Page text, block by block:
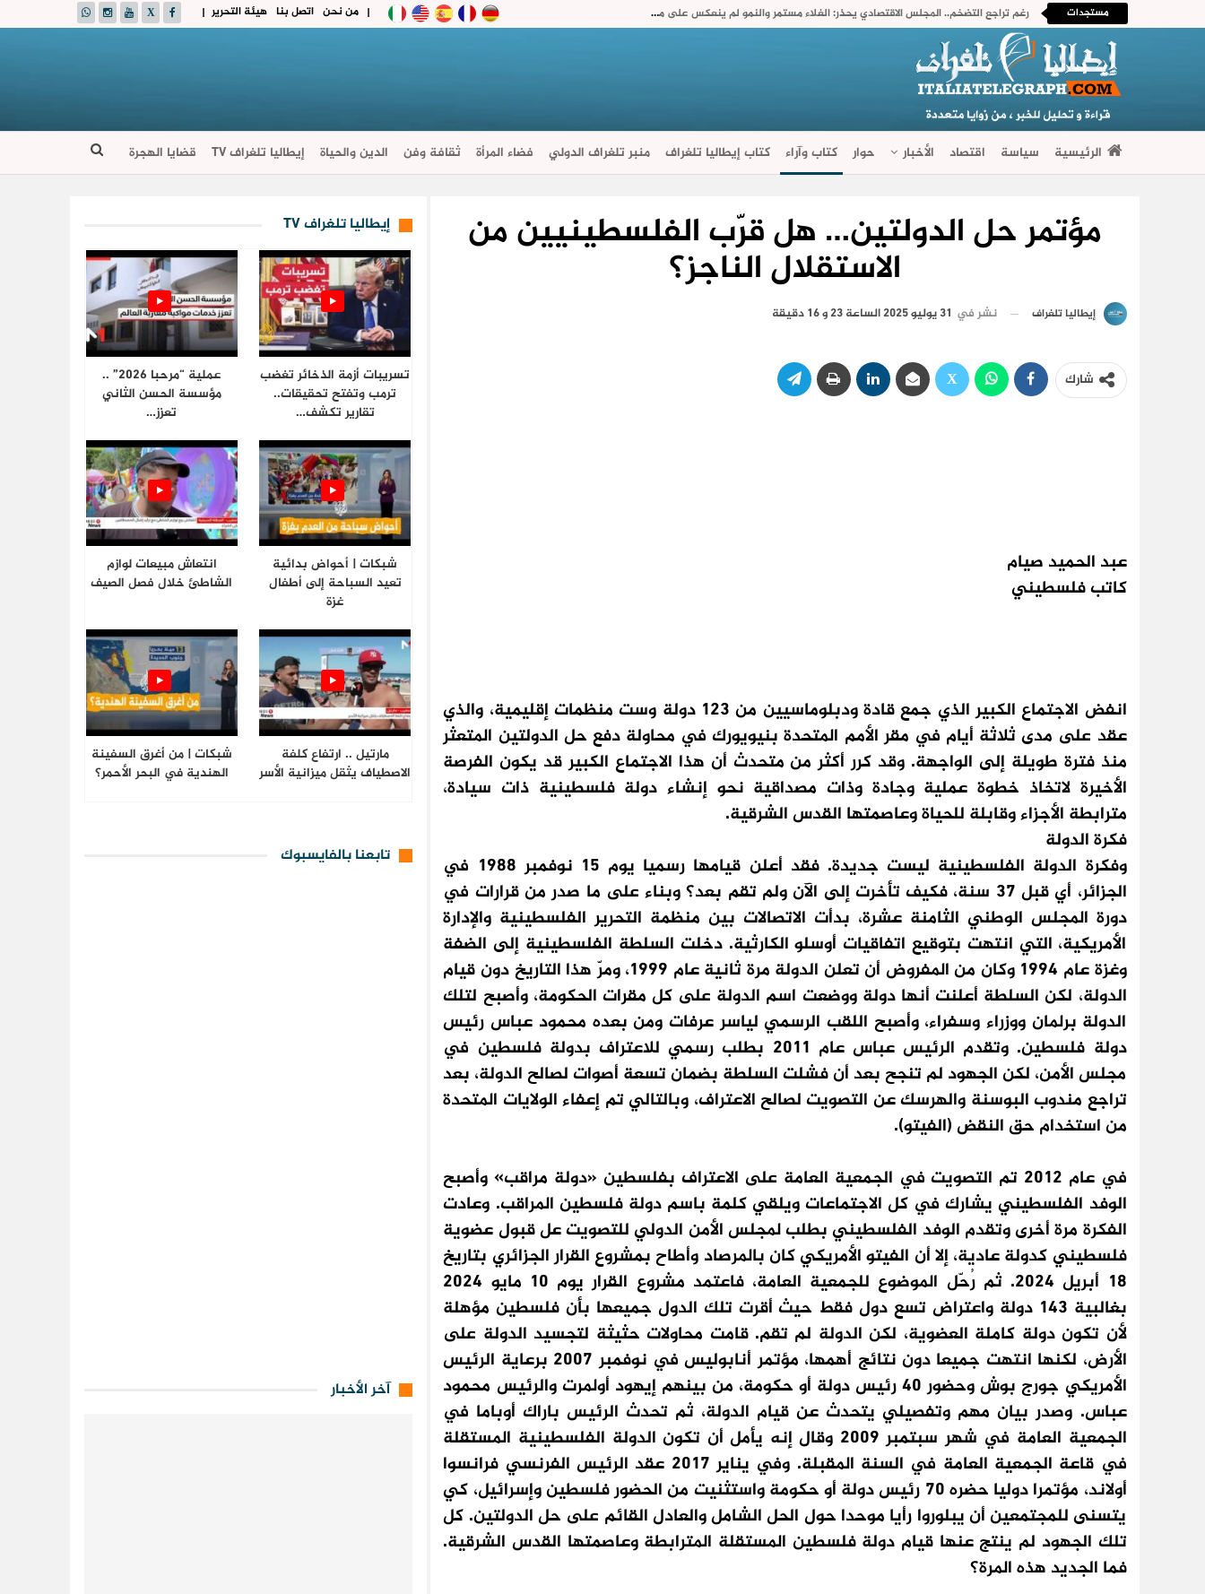
| هيئة التحرير اتصل بنا من نحن | مستجدات رغم تراجع التضخم.. المجلس الاقتصادي يحذر: الغلاء مستمر والنمو لم ينعكس على معيشة المغاربة
الرئيسية سياسة اقتصاد الأخبار حوار كتاب وآراء كتاب إيطاليا تلغراف منبر تلغراف الدولي فضاء المرأة ثقافة وفن الدين والحياة إيطاليا تلغراف TV قضايا الهجرة
مؤتمر حل الدولتين… هل قرّب الفلسطينيين من
الاستقلال الناجز؟
إيطاليا تلغراف نشر في 31 يوليو 2025 الساعة 23 و 16 دقيقة
شارك
عبد الحميد صيام
كاتب فلسطيني
انفض الاجتماع الكبير الذي جمع قادة ودبلوماسيين من 123 دولة وست منظمات إقليمية، والذي
عقد على مدى ثلاثة أيام في مقر الأمم المتحدة بنيويورك في محاولة دفع حل الدولتين المتعثر
منذ فترة طويلة إلى الواجهة. وقد كرر أكثر من متحدث أن هذا الاجتماع الكبير قد يكون الفرصة
الأخيرة لاتخاذ خطوة عملية وجادة وذات مصداقية نحو إنشاء دولة فلسطينية ذات سيادة،
مترابطة الأجزاء وقابلة للحياة وعاصمتها القدس الشرقية.
فكرة الدولة
وفكرة الدولة الفلسطينية ليست جديدة. فقد أعلن قيامها رسميا يوم 15 نوفمبر 1988 في
الجزائر، أي قبل 37 سنة، فكيف تأخرت إلى الآن ولم تقم بعد؟ وبناء على ما صدر من قرارات في
دورة المجلس الوطني الثامنة عشرة، بدأت الاتصالات بين منظمة التحرير الفلسطينية والإدارة
الأمريكية، التي انتهت بتوقيع اتفاقيات أوسلو الكارثية. دخلت السلطة الفلسطينية إلى الضفة
وغزة عام 1994 وكان من المفروض أن تعلن الدولة مرة ثانية عام 1999، ومرّ هذا التاريخ دون قيام
الدولة، لكن السلطة أعلنت أنها دولة ووضعت اسم الدولة على كل مقرات الحكومة، وأصبح لتلك
الدولة برلمان ووزراء وسفراء، وأصبح اللقب الرسمي لياسر عرفات ومن بعده محمود عباس رئيس
دولة فلسطين. وتقدم الرئيس عباس عام 2011 بطلب رسمي للاعتراف بدولة فلسطين في
مجلس الأمن، لكن الجهود لم تنجح بعد أن فشلت السلطة بضمان تسعة أصوات لصالح الدولة، بعد
تراجع مندوب البوسنة والهرسك عن التصويت لصالح الاعتراف، وبالتالي تم إعفاء الولايات المتحدة
من استخدام حق النقض (الفيتو).
في عام 2012 تم التصويت في الجمعية العامة على الاعتراف بفلسطين «دولة مراقب» وأصبح
الوفد الفلسطيني يشارك في كل الاجتماعات ويلقي كلمة باسم دولة فلسطين المراقب. وعادت
الفكرة مرة أخرى وتقدم الوفد الفلسطيني بطلب لمجلس الأمن الدولي للتصويت عل قبول عضوية
فلسطيني كدولة عادية، إلا أن الفيتو الأمريكي كان بالمرصاد وأطاح بمشروع القرار الجزائري بتاريخ
18 أبريل 2024. ثم رُحّل الموضوع للجمعية العامة، فاعتمد مشروع القرار يوم 10 مايو 2024
بغالبية 143 دولة واعتراض تسع دول فقط حيث أقرت تلك الدول جميعها بأن فلسطين مؤهلة
لأن تكون دولة كاملة العضوية، لكن الدولة لم تقم. قامت محاولات حثيثة لتجسيد الدولة على
الأرض، لكنها انتهت جميعا دون نتائج أهمها، مؤتمر أنابوليس في نوفمبر 2007 برعاية الرئيس
الأمريكي جورج بوش وحضور 40 رئيس دولة أو حكومة، من بينهم إيهود أولمرت والرئيس محمود
عباس. وصدر بيان مهم وتفصيلي يتحدث عن قيام الدولة، ثم تحدث الرئيس باراك أوباما في
الجمعية العامة في شهر سبتمبر 2009 وقال إنه يأمل أن تكون الدولة الفلسطينية المستقلة
في قاعة الجمعية العامة في السنة المقبلة. وفي يناير 2017 عقد الرئيس الفرنسي فرانسوا
أولاند، مؤتمرا دوليا حضره 70 رئيس دولة أو حكومة واستثنيت من الحضور فلسطين وإسرائيل، كي
يتسنى للمجتمعين أن يبلوروا رأيا موحدا حول الحل الشامل والعادل القائم على حل الدولتين. كل
تلك الجهود لم ينتج عنها قيام دولة فلسطين المستقلة المترابطة وعاصمتها القدس الشرقية.
فما الجديد هذه المرة؟
إيطاليا تلغراف TV
تسريبات أزمة الذخائر تغضب
ترمب وتفتح تحقيقات..
تقارير تكشف…
عملية “مرحبا 2026” ..
مؤسسة الحسن الثاني
تعزز…
شبكات | أحواض بدائية
تعيد السباحة إلى أطفال
غزة
انتعاش مبيعات لوازم
الشاطئ خلال فصل الصيف
مارتيل .. ارتفاع كلفة
الاصطياف يثقل ميزانية الأسر
شبكات | من أغرق السفينة
الهندية في البحر الأحمر؟
تابعنا بالفايسبوك
آخر الأخبار